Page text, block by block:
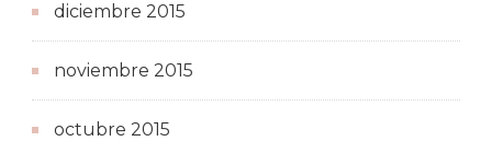
diciembre 2015
noviembre 2015
octubre 2015